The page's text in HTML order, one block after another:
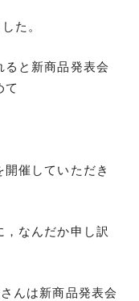
た。
と新商品発表会
て
催していただき
，なんだか申し訳
んは新商品発表会